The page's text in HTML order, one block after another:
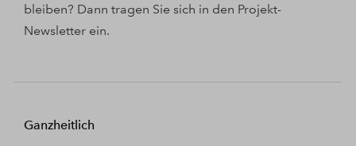
bleiben? Dann tragen Sie sich in den Projekt-
Newsletter ein.
Ganzheitlich